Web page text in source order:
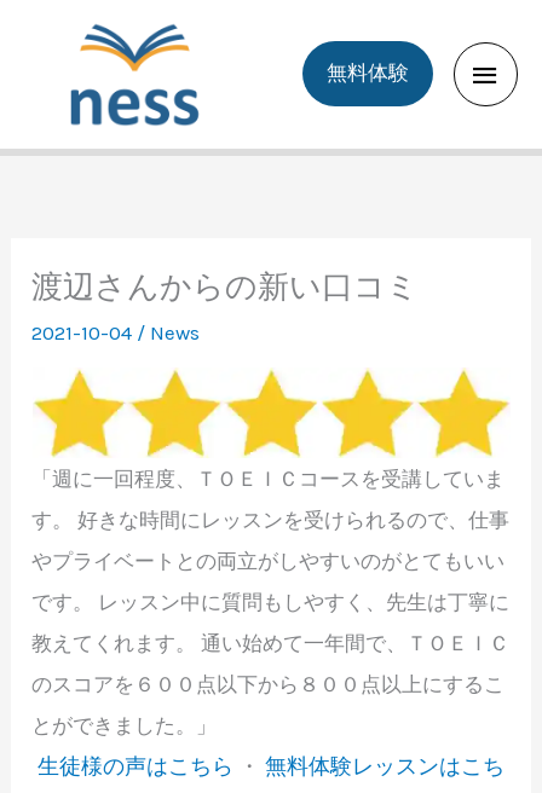
Main
無料体験
渡辺さんからの新い口コミ
2021-10-04 / News
「週に一回程度、ＴＯＥＩＣコースを受講していま
す。 好きな時間にレッスンを受けられるので、仕事
やプライベートとの両立がしやすいのがとてもいい
です。 レッスン中に質問もしやすく、先生は丁寧に
教えてくれます。 通い始めて一年間で、ＴＯＥＩＣ
のスコアを６００点以下から８００点以上にするこ
とができました。」
生徒様の声はこちら ・ 無料体験レッスンはこち